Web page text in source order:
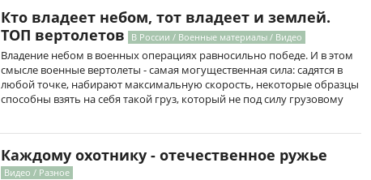
Кто владеет небом, тот владеет и землей.
ТОП вертолетов
В России / Военные материалы / Видео
Владение небом в военных операциях равносильно победе. И в этом
смысле военные вертолеты - самая могущественная сила: садятся в
любой точке, набирают максимальную скорость, некоторые образцы
способны взять на себя такой груз, который не под силу грузовому
Каждому охотнику - отечественное ружье
Видео / Разное